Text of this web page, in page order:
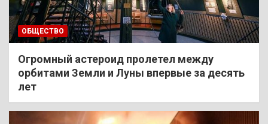
ОБЩЕСТВО
Огромный астероид пролетел между
орбитами Земли и Луны впервые за десять
лет